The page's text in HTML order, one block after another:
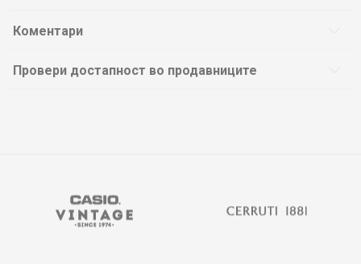
Коментари
Провери достапност во продавниците